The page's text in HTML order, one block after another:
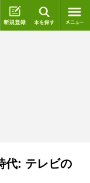
ログイン 新規登録
代: テレビの